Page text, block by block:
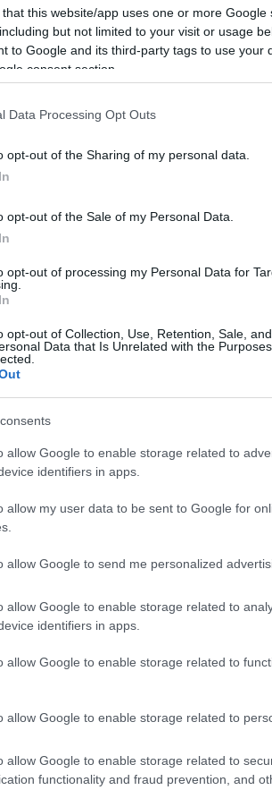
that this website/app uses one or more
but not limited to your visit or usage
to Google and its third-party tags to use your
consent section.
Data Processing Opt Outs
opt-out of the Sharing of my personal data.
opt-out of the Sale of my Personal Data.
opt-out of processing my Personal Data for
opt-out of Collection, Use, Retention, Sale,
Data that Is Unrelated with the
allow Google to enable storage related to
identifiers in apps.
allow my user data to be sent to Google for
allow Google to send me personalized
allow Google to enable storage related to
identifiers in apps.
allow Google to enable storage related to
allow Google to enable storage related to
allow Google to enable storage related to
functionality and fraud prevention, and
por rentabilidade
de 9,1 pontos-base nos spreads
de alta que já durava algum tempo.
de um pouco de rendimento em troca
atrelados a projetos de
em média, R$ 751 milhões
ficaram em R$ 403 milhões.
dos rendimentos, as debêntures
em um momento em que a segurança
desejável. A crescente demanda por
enfrenta, o que torna a busca por
para muitos.
mercado
com a proposta de uma
de Imposto de Renda sobre
Se essa medida for aprovada, o apetite
significativo. Entretanto, a
Hugo Motta, já sinalizou que as